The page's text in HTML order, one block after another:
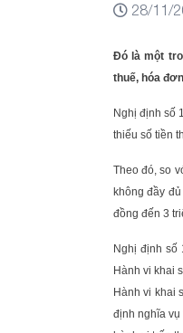
28/11/
Đó là một
thuế, hóa
Nghị định số
thiếu số tiền
Theo đó, so
không đầy
đồng đến 3
Nghị định số
Hành vi khai
Hành vi khai
định nghĩa vụ